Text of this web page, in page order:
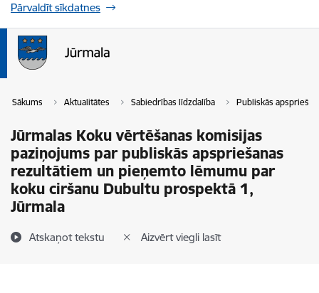
Pārvaldīt sīkdatnes
Sākums Aktualitātes Sabiedrības līdzdalība Publiskās
Jūrmalas Koku vērtēšanas komisijas
paziņojums par publiskās apspriešanas
rezultātiem un pieņemto lēmumu par
koku ciršanu Dubultu prospektā 1,
Jūrmala
Atskaņot tekstu Aizvērt viegli lasīt